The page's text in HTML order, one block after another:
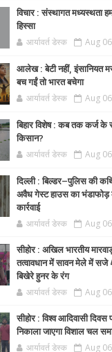
विचार : संस्थागत मध्यस्थता
हिस्सा
आर्यावर्त डेस्क Aug
आलेख : बेटी नहीं, इंसानियत
बच गईं तो भारत बचेगा
आर्यावर्त डेस्क Aug
बिहार विशेष : कब तक कर्ज के
किसान?
आर्यावर्त डेस्क Aug
दिल्ली : बिल्डर–पुलिस की
अवैध गेस्ट हाउस का भंडाफोड़
कार्रवाई
आर्यावर्त डेस्क Aug
सीहोर : अखिल भारतीय
तत्वावधान में सावन मेले में
बिखेरे हुनर के रंग
आर्यावर्त डेस्क Aug
सीहोर : विश्व आदिवासी दिवस
निकाला जाएगा विशाल चल
आर्यावर्त डेस्क Aug